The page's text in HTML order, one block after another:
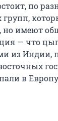
по
групп,
но имеют
— что
из Индии,
в